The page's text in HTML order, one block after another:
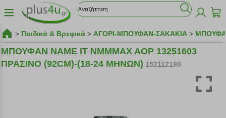
> Παιδικά & Βρεφικά > ΑΓΟΡΙ-ΜΠΟΥΦΑΝ-ΣΑΚΑΚΙΑ >
ΜΠΟΥΦΑΝ NAME IT NMMMAX AOP 13251603
ΠΡΑΣΙΝΟ (92CM)-(18-24 ΜΗΝΩΝ) 152112190